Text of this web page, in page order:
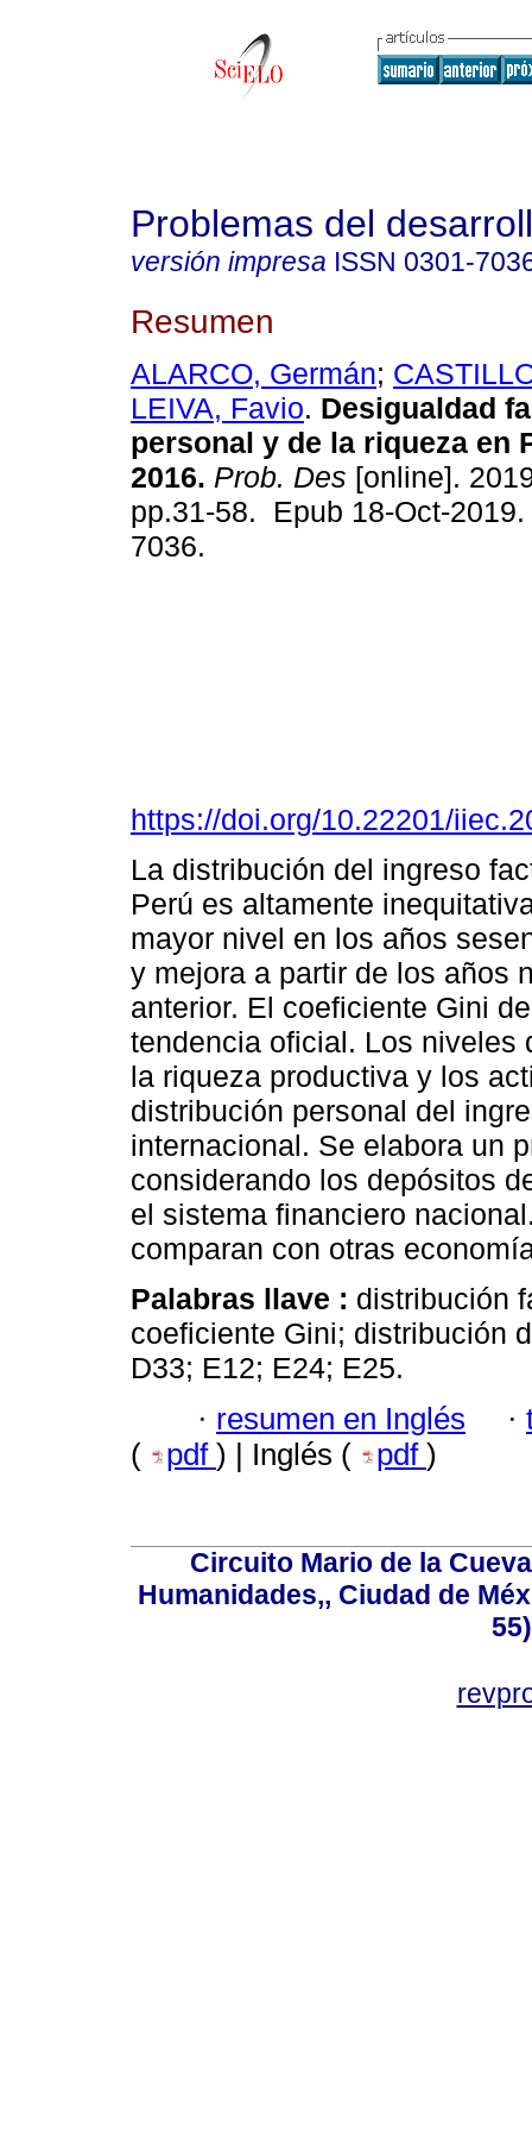
Problemas del
versión impresa ISSN 0301-
Resumen
ALARCO, Germán;
LEIVA, Favio. Desigualdad
personal y de la riqueza en
2016. Prob. Des [online].
pp.31-58. Epub 18-Oct-
7036.
https://doi.org/10.22201/
La distribución del ingreso
Perú es altamente
mayor nivel en los años
y mejora a partir de los años
anterior. El coeficiente Gini
tendencia oficial. Los niveles
la riqueza productiva y los
distribución personal del
internacional. Se elabora un
considerando los depósitos
el sistema financiero
comparan con otras
Palabras llave : distribución
coeficiente Gini; distribución
D33; E12; E24; E25.
· resumen en Inglés ·
(
pdf ) | Inglés ( pdf )
Circuito Mario de la
Humanidades,, Ciudad de